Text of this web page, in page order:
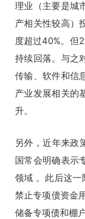
理业（主要是城
产相关性较高）
度超过40%。但
持续回落。与之
传输、软件和信
产业发展相关的
升。
另外，近年来政
国常会明确表示
领域 。此后这
禁止专项债资金
储备专项债和棚